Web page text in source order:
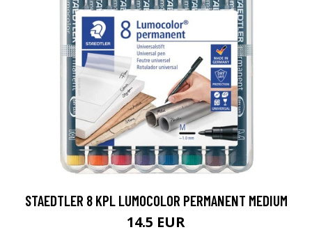
STAEDTLER 8 KPL LUMOCOLOR PERMANENT MEDIUM
14.5 EUR